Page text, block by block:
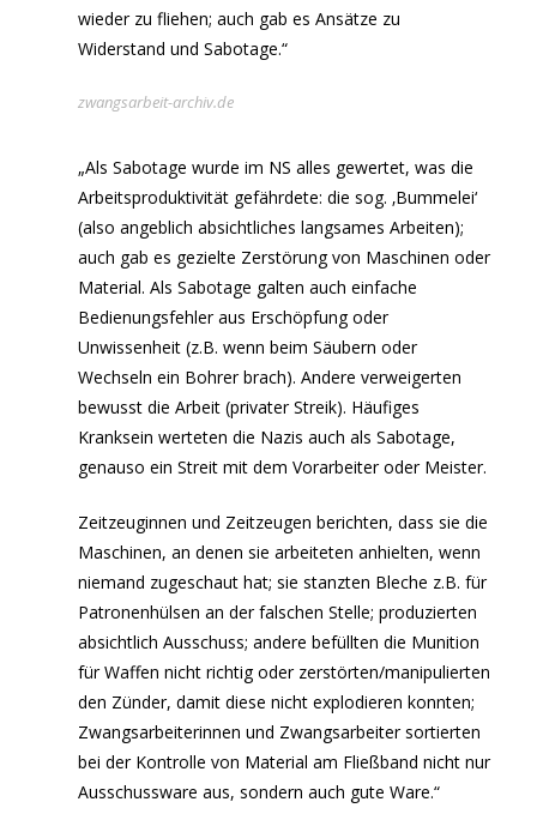
wieder zu fliehen; auch gab es Ansätze zu
Widerstand und Sabotage.“
zwangsarbeit-archiv.de
„Als Sabotage wurde im NS alles gewertet, was die
Arbeitsproduktivität gefährdete: die sog. ‚Bummelei‘
(also angeblich absichtliches langsames Arbeiten);
auch gab es gezielte Zerstörung von Maschinen oder
Material. Als Sabotage galten auch einfache
Bedienungsfehler aus Erschöpfung oder
Unwissenheit (z.B. wenn beim Säubern oder
Wechseln ein Bohrer brach). Andere verweigerten
bewusst die Arbeit (privater Streik). Häufiges
Kranksein werteten die Nazis auch als Sabotage,
genauso ein Streit mit dem Vorarbeiter oder Meister.
Zeitzeuginnen und Zeitzeugen berichten, dass sie die
Maschinen, an denen sie arbeiteten anhielten, wenn
niemand zugeschaut hat; sie stanzten Bleche z.B. für
Patronenhülsen an der falschen Stelle; produzierten
absichtlich Ausschuss; andere befüllten die Munition
für Waffen nicht richtig oder zerstörten/manipulierten
den Zünder, damit diese nicht explodieren konnten;
Zwangsarbeiterinnen und Zwangsarbeiter sortierten
bei der Kontrolle von Material am Fließband nicht nur
Ausschussware aus, sondern auch gute Ware.“